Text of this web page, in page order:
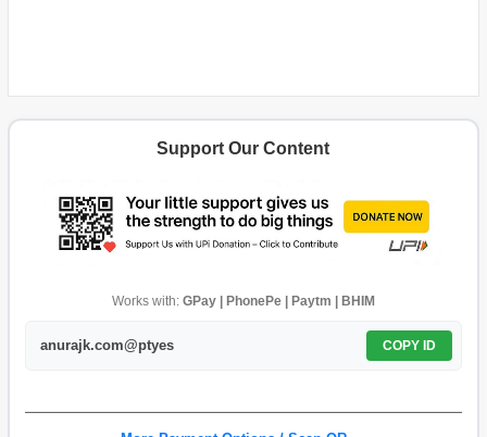
Support Our Content
Works with: GPay | PhonePe | Paytm | BHIM
anurajk.com@ptyes COPY ID